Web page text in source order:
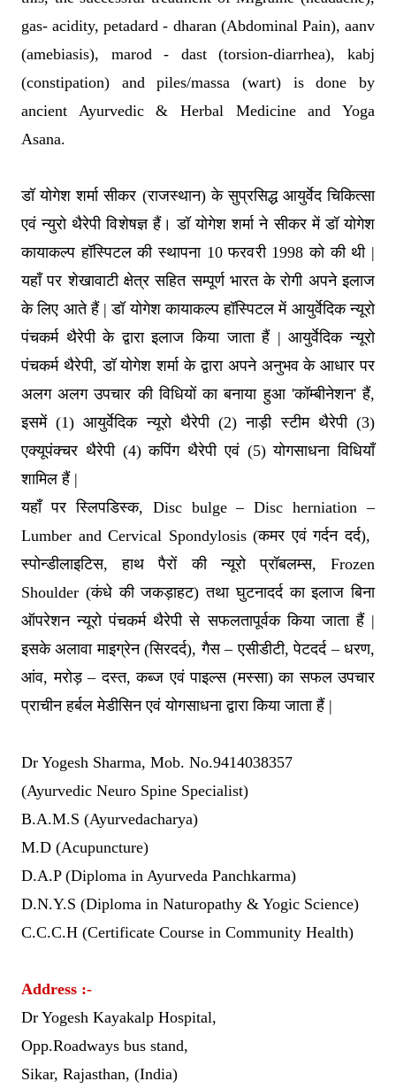
gas- acidity, petadard - dharan (Abdominal Pain), aanv
(amebiasis), marod - dast (torsion-diarrhea), kabj
(constipation) and piles/massa (wart) is done by
ancient Ayurvedic & Herbal Medicine and Yoga
Asana.
डॉ योगेश शर्मा सीकर (राजस्थान) के सुप्रसिद्ध आयुर्वेद चिकित्सा
एवं न्युरो थैरेपी विशेषज्ञ हैं। डॉ योगेश शर्मा ने सीकर में डॉ योगेश
कायाकल्प हॉस्पिटल की स्थापना 10 फरवरी 1998 को की थी |
यहाँ पर शेखावाटी क्षेत्र सहित सम्पूर्ण भारत के रोगी अपने इलाज
के लिए आते हैं | डॉ योगेश कायाकल्प हॉस्पिटल में आयुर्वेदिक न्यूरो
पंचकर्म थैरेपी के द्वारा इलाज किया जाता हैं | आयुर्वेदिक न्यूरो
पंचकर्म थैरेपी, डॉ योगेश शर्मा के द्वारा अपने अनुभव के आधार पर
अलग अलग उपचार की विधियों का बनाया हुआ 'कॉम्बीनेशन' हैं,
इसमें (1) आयुर्वेदिक न्यूरो थैरेपी (2) नाड़ी स्टीम थैरेपी (3)
एक्यूपंक्चर थैरेपी (4) कपिंग थैरेपी एवं (5) योगसाधना विधियाँ
शामिल हैं |
यहाँ पर स्लिपडिस्क, Disc bulge – Disc herniation –
Lumber and Cervical Spondylosis (कमर एवं गर्दन दर्द),
स्पोन्डीलाइटिस, हाथ पैरों की न्यूरो प्रॉबलम्स, Frozen
Shoulder (कंधे की जकड़ाहट) तथा घुटनादर्द का इलाज बिना
ऑपरेशन न्यूरो पंचकर्म थैरेपी से सफलतापूर्वक किया जाता हैं |
इसके अलावा माइग्रेन (सिरदर्द), गैस – एसीडीटी, पेटदर्द – धरण,
आंव, मरोड़ – दस्त, कब्ज एवं पाइल्स (मस्सा) का सफल उपचार
प्राचीन हर्बल मेडीसिन एवं योगसाधना द्वारा किया जाता हैं |
Dr Yogesh Sharma, Mob. No.9414038357
(Ayurvedic Neuro Spine Specialist)
B.A.M.S (Ayurvedacharya)
M.D (Acupuncture)
D.A.P (Diploma in Ayurveda Panchkarma)
D.N.Y.S (Diploma in Naturopathy & Yogic Science)
C.C.C.H (Certificate Course in Community Health)
Address :-
Dr Yogesh Kayakalp Hospital,
Opp.Roadways bus stand,
Sikar, Rajasthan, (India)